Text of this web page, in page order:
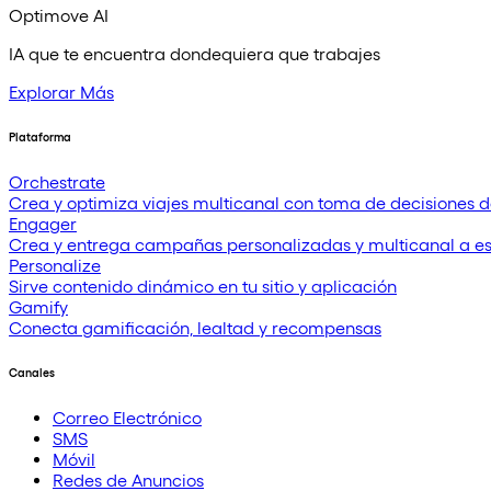
Optimove AI
IA que te encuentra dondequiera que trabajes
Explorar Más
Plataforma
Orchestrate
Crea y optimiza viajes multicanal con toma de decisiones
Engager
Crea y entrega campañas personalizadas y multicanal a
Personalize
Sirve contenido dinámico en tu sitio y aplicación
Gamify
Conecta gamificación, lealtad y recompensas
Canales
Correo Electrónico
SMS
Móvil
Redes de Anuncios